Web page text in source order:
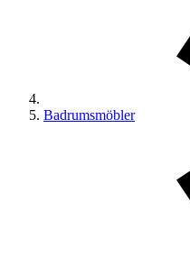
Badrumsmöbler